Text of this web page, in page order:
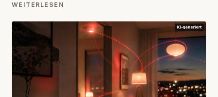
WEITERLESEN